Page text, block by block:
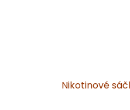
Nikotinové